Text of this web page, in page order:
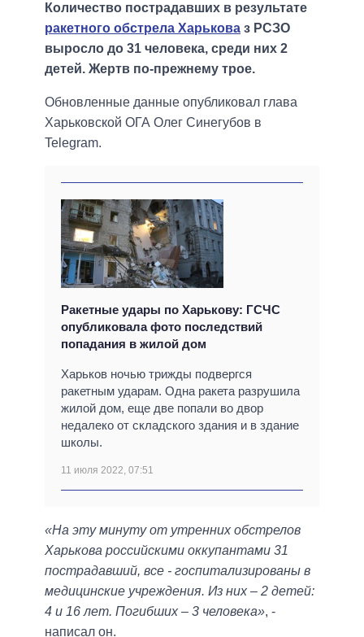
Количество пострадавших в результате
ракетного обстрела Харькова з РСЗО
выросло до 31 человека, среди них 2
детей. Жертв по-прежнему трое.
Обновленные данные опубликовал глава
Харьковской ОГА Олег Синегубов в
Telegram.
Ракетные удары по Харькову: ГСЧС
опубликовала фото последствий
попадания в жилой дом
Харьков ночью трижды подвергся
ракетным ударам. Одна ракета разрушила
жилой дом, еще две попали во двор
недалеко от складского здания и в здание
школы.
11 июля 2022, 07:51
«На эту минуту от утренних обстрелов
Харькова российскими оккупантами 31
пострадавший, все - госпитализированы в
медицинские учреждения. Из них – 2 детей:
4 и 16 лет. Погибших – 3 человека», -
написал он.